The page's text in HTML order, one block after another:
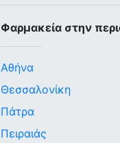
Φαρμακεία στην
Αθήνα
Θεσσαλονίκη
Πάτρα
Πειραιάς